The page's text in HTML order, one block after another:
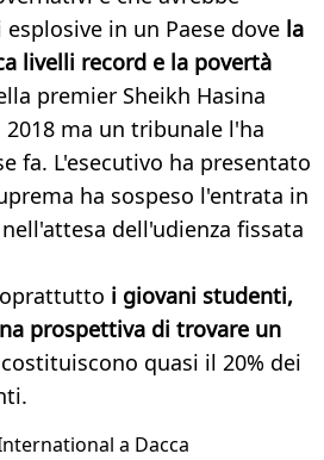
in un Paese dove la
livelli record e la povertà
premier Sheikh Hasina
ma un tribunale l'ha
fa. L'esecutivo ha presentato
ha sospeso l'entrata in
dell'udienza fissata
i giovani studenti,
prospettiva di trovare un
quasi il 20% dei
a Dacca